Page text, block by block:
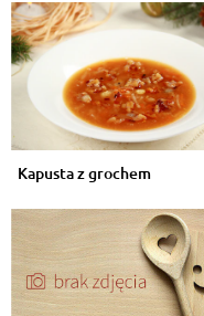
Kapusta z grochem